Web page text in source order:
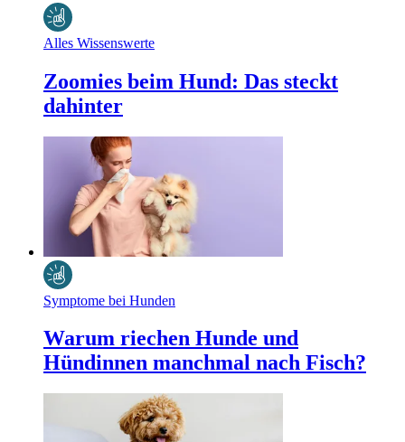
Alles Wissenswerte
Zoomies beim Hund: Das steckt
dahinter
Symptome bei Hunden
Warum riechen Hunde und
Hündinnen manchmal nach Fisch?